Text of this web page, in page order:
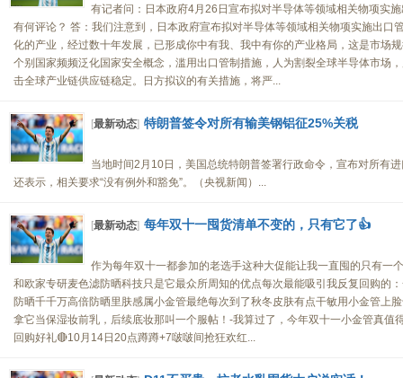
有记者问：日本政府4月26日宣布拟对半导体等领域相关物项实
有何评论？ 答：我们注意到，日本政府宣布拟对半导体等领域相关物项实施出口
化的产业，经过数十年发展，已形成你中有我、我中有你的产业格局，这是市场
个别国家频频泛化国家安全概念，滥用出口管制措施，人为割裂全球半导体市场
击全球产业链供应链稳定。日方拟议的有关措施，将严...
[最新动态] 特朗普签令对所有输美钢铝征25%关税
当地时间2月10日，美国总统特朗普签署行政命令，宣布对所有
还表示，相关要求“没有例外和豁免”。（央视新闻）...
[最新动态] 每年双十一囤货清单不变的，只有它了👍
作为每年双十一都参加的老选手这种大促能让我一直囤的只有一
和欧家专研麦色滤防晒科技只是它最众所周知的优点每次最能吸引我反复回购的
防晒千千万高倍防晒里肤感属小金管最绝每次到了秋冬皮肤有点干敏用小金管上
拿它当保湿妆前乳，后续底妆那叫一个服帖！-我算过了，今年双十一小金管真值
回购好礼🔴10月14日20点蹲蹲+7啵啵间抢狂欢红...